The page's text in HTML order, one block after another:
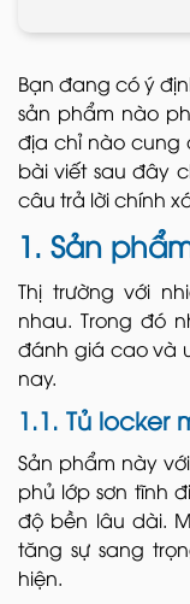
Bạn đang có ý
sản phẩm nào
địa chỉ nào cung
bài viết sau đây
câu trả lời chính
1. Sản
Thị trường với
nhau. Trong đó
đánh giá cao và
nay.
1.1. Tủ locker
Sản phẩm này
phủ lớp sơn tĩnh
độ bền lâu dài.
tăng sự sang
hiện.